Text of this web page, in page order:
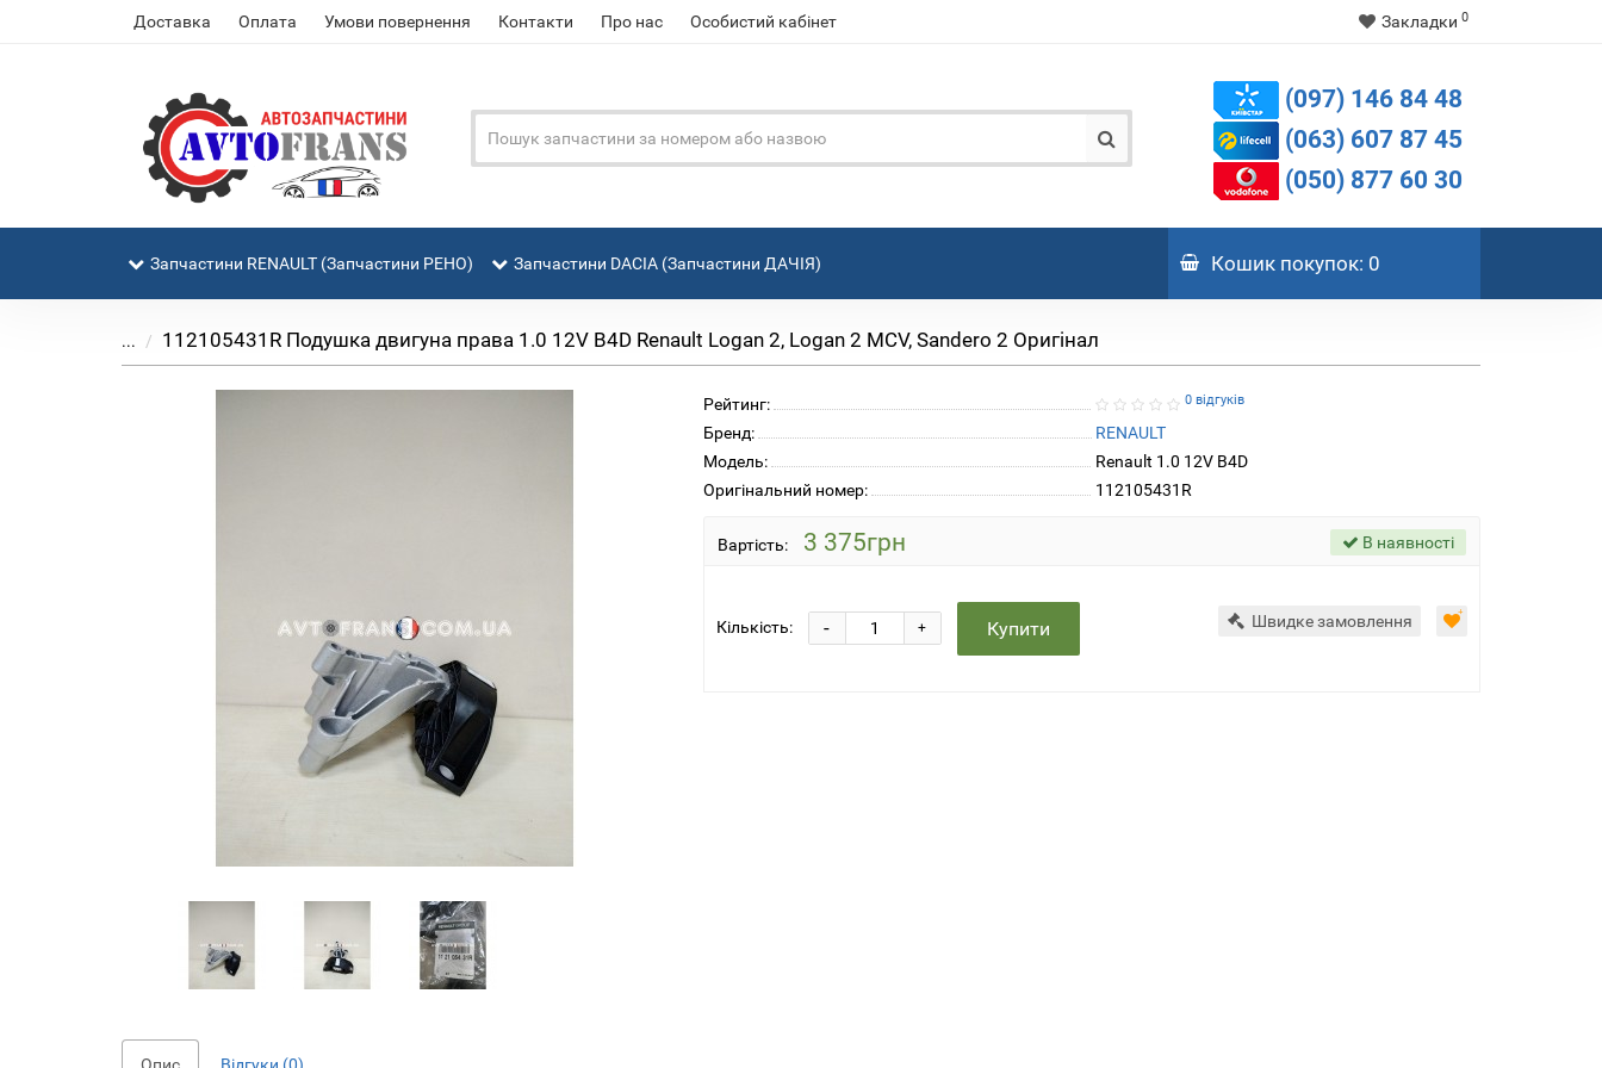
Доставка Оплата Умови повернення Контакти Про нас Особистий кабінет Закладки 0
(097) 146 84 48
(063) 607 87 45
(050) 877 60 30
Запчастини RENAULT (Запчастини РЕНО) Запчастини DACIA (Запчастини ДАЧІЯ) Кошикпокупок: 0
... 112105431R Подушка двигуна права 1.0 12V B4D Renault Logan 2, Logan 2 MCV, Sandero 2 Оригінал
Рейтинг: 0 відгуків
Бренд:
RENAULT
Модель:
Renault 1.0 12V B4D
Оригінальний номер:
112105431R
Вартість: 3 375грн В наявності
Кількість: +
- Купити Швидке замовлення
Опис Відгуки (0)